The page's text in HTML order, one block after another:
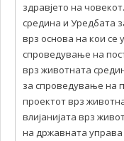
здравјето на
средина и Уредбата
врз основа на кои се
спроведување на
врз животната
за спроведување на
проектот врз
влијанијата врз
на државната